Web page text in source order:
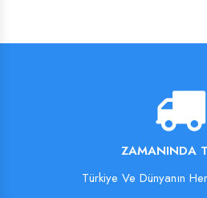
ZAMANINDA
Türkiye Ve Dünyanın